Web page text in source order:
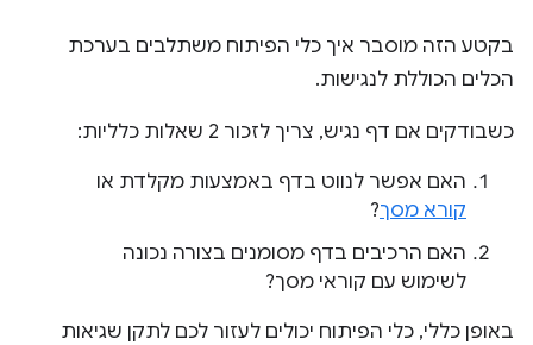
בקטע הזה מוסבר איך כלי הפיתוח משתלבים בערכת
הכלים הכוללת לנגישות.
כשבודקים אם דף נגיש, צריך לזכור 2 שאלות כלליות:
האם אפשר לנווט בדף באמצעות מקלדת או
קורא מסך?
האם הרכיבים בדף מסומנים בצורה נכונה
לשימוש עם קוראי מסך?
באופן כללי, כלי הפיתוח יכולים לעזור לכם לתקן שגיאות